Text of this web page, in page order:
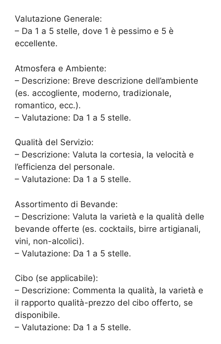
Valutazione Generale:
– Da 1 a 5 stelle, dove 1 è pessimo e 5 è
eccellente.
Atmosfera e Ambiente:
– Descrizione: Breve descrizione dell’ambiente
(es. accogliente, moderno, tradizionale,
romantico, ecc.).
– Valutazione: Da 1 a 5 stelle.
Qualità del Servizio:
– Descrizione: Valuta la cortesia, la velocità e
l’efficienza del personale.
– Valutazione: Da 1 a 5 stelle.
Assortimento di Bevande:
– Descrizione: Valuta la varietà e la qualità delle
bevande offerte (es. cocktails, birre artigianali,
vini, non-alcolici).
– Valutazione: Da 1 a 5 stelle.
Cibo (se applicabile):
– Descrizione: Commenta la qualità, la varietà e
il rapporto qualità-prezzo del cibo offerto, se
disponibile.
– Valutazione: Da 1 a 5 stelle.